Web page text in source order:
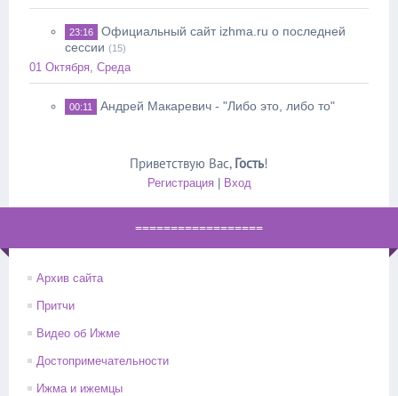
23:16
Официальный сайт izhma.ru о последней
сессии (15)
01 Октября, Среда
00:11 Андрей Макаревич - "Либо это, либо то"
Приветствую Вас, Гость!
Регистрация| Вход
==================
Архив сайта
Притчи
Видео об Ижме
Достопримечательности
Ижма и ижемцы